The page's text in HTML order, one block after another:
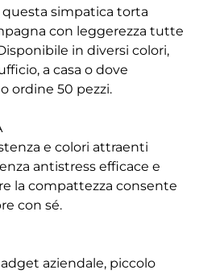
questa simpatica torta
con leggerezza tutte
in diversi colori,
a casa o dove
ordine 50 pezzi.
e colori attraenti
antistress efficace e
la compattezza consente
con sé.
aziendale, piccolo